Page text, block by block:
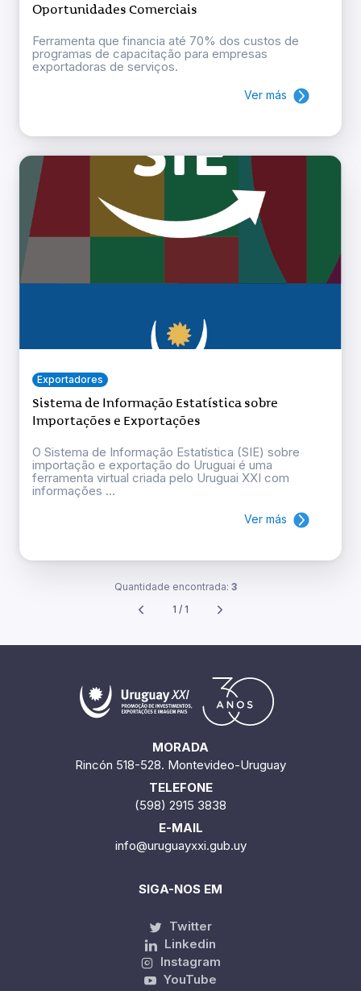
Oportunidades Comerciais
Ferramenta que financia até 70% dos custos de
programas de capacitação para empresas
exportadoras de serviços.
Ver más
Exportadores
Sistema de Informação Estatística sobre
Importações e Exportações
O Sistema de Informação Estatística (SIE) sobre
importação e exportação do Uruguai é uma
ferramenta virtual criada pelo Uruguai XXI com
informações ...
Ver más
Quantidade encontrada: 3
1 / 1
MORADA
Rincón 518-528. Montevideo-Uruguay
TELEFONE
(598) 2915 3838
E-MAIL
info@uruguayxxi.gub.uy
SIGA-NOS EM
Twitter
Linkedin
Instagram
YouTube